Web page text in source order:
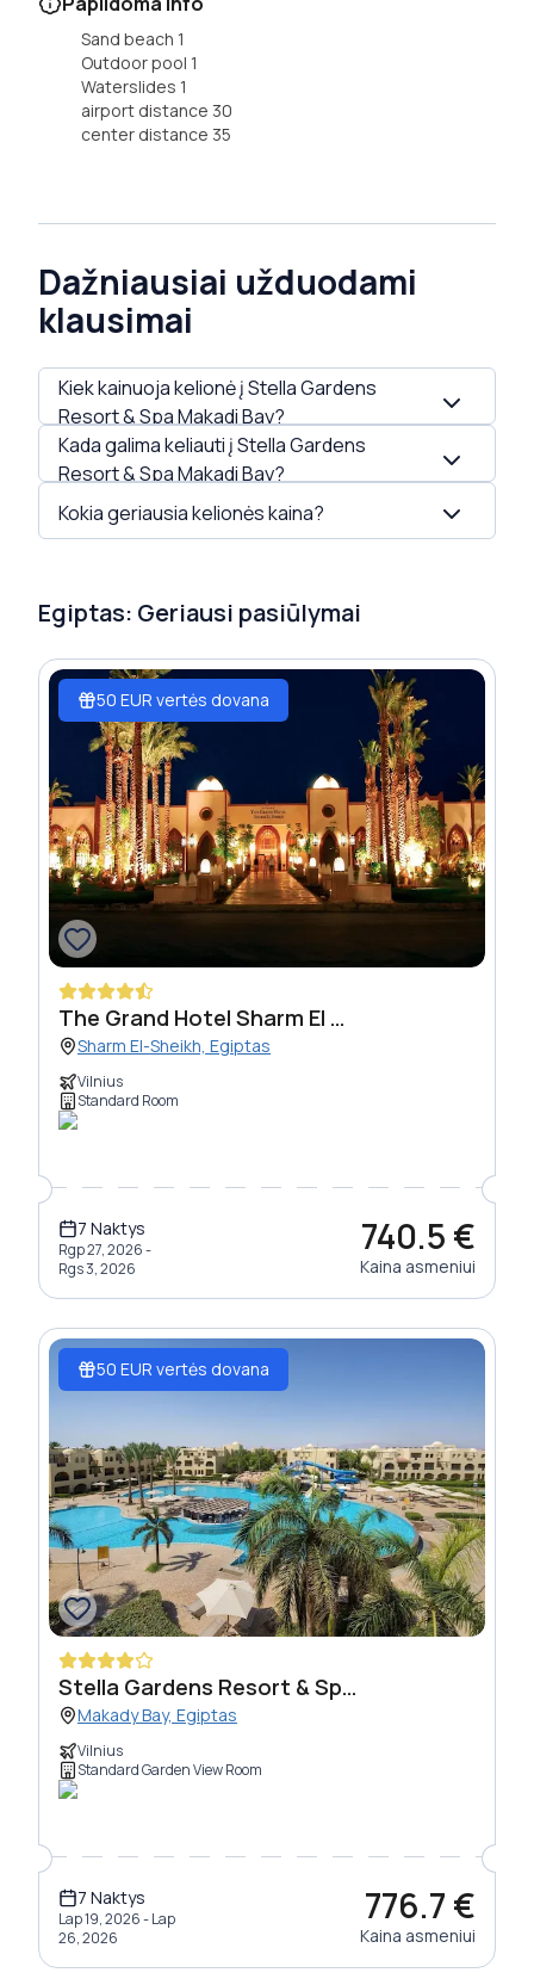
Sand beach 1
Outdoor pool 1
Waterslides 1
airport distance 30
center distance 35
Dažniausiai užduodami
klausimai
Kiek kainuoja kelionė į Stella Gardens
Resort & Spa Makadi Bay?
Šiuo metu geriausia kaina yra nuo 0 €/asm. su
skaičiaus ir pasirinkto kambario.
Kada galima keliauti į Stella Gardens
Resort & Spa Makadi Bay?
Šiuo metu viešbutis turi pasiūlymus nuo 2026-
Kokia geriausia kelionės kaina?
Egiptas: Geriausi pasiūlymai
50 EUR vertės dovana
The Grand Hotel Sharm El Sheikh
Sharm El-Sheikh, Egiptas
Vilnius
Standard Room
7 Naktys
Rgp 27, 2026 -
Rgs 3, 2026
740.5 €
Kaina asmeniui
50 EUR vertės dovana
Stella Gardens Resort & Spa Makadi Bay
Makady Bay, Egiptas
Vilnius
Standard Garden View Room
7 Naktys
Lap 19, 2026 - Lap
26, 2026
776.7 €
Kaina asmeniui